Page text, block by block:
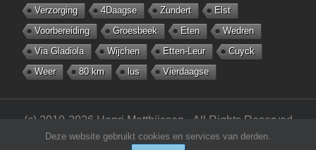
Verzorging
4Daagse Zundert
Elst
Voorbereiding
Groesbeek Eten
Wedren
Via Gladiola
Wijchen Etten-Leur
Cuyck
Weer
80 km lus Vierdaagse
(c) 2010-2026 Henri Matthijssen - All Rights Reserved
-matthijsseninfo.nl
Deze website gebruikt cookies en services van derden.